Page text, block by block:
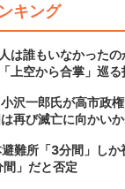
キング
は誰もいなかった
上空から合掌」巡る
沢一郎氏が高市政
再び滅亡に向かいか
難所「3分間」し
」だと否定